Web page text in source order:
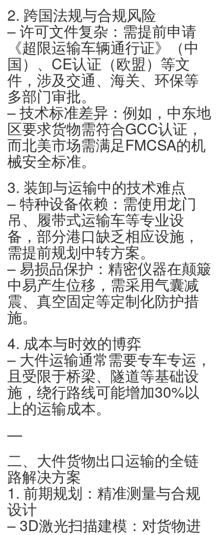
2. 跨国法规与合规风险
– 许可文件复杂：需提前申请
《超限运输车辆通行证》（中
国）、CE认证（欧盟）等文
件，涉及交通、海关、环保等
多部门审批。
– 技术标准差异：例如，中东地
区要求货物需符合GCC认证，
而北美市场需满足FMCSA的机
械安全标准。
3. 装卸与运输中的技术难点
– 特种设备依赖：需使用龙门
吊、履带式运输车等专业设
备，部分港口缺乏相应设施，
需提前规划中转方案。
– 易损品保护：精密仪器在颠簸
中易产生位移，需采用气囊减
震、真空固定等定制化防护措
施。
4. 成本与时效的博弈
– 大件运输通常需要专车专运，
且受限于桥梁、隧道等基础设
施，绕行路线可能增加30%以
上的运输成本。
—
二、大件货物出口运输的全链
路解决方案
1. 前期规划：精准测量与合规
设计
– 3D激光扫描建模：对货物进